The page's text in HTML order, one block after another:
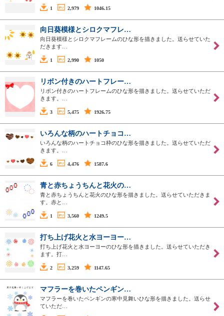
1 2,979 1046.15
向日葵模様とシロクマフレ…
向日葵模様とシロクマフレームのひな形を描きました。送らせていた
だきます…
1 2,990 1050
リボン付きのハートフレー…
リボン付きのハートフレームのひな形を描きました。送らせていただ
きます。…
3 5,475 1926.75
いろんな柄のハートチョコ…
いろんな柄のハートチョコ枠のひな形を描きました。送らせていただ
きます。…
6 4,476 1587.6
青と赤ちょうちんと花火の…
青と赤ちょうちんと花火のひな形を描きました。送らせていただきま
す。赤と…
1 3,560 1249.5
打ち上げ花火と水ヨーヨー…
打ち上げ花火と水ヨーヨーのひな形を描きました。送らせていただき
ます。打…
2 3,259 1147.65
マフラーを巻いたペンギン…
マフラーを巻いたペンギンの寒中見舞いひな形を描きました。送らせ
ていただ…